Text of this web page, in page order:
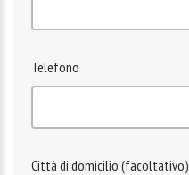
Telefono
Città di domicilio (facoltativo)